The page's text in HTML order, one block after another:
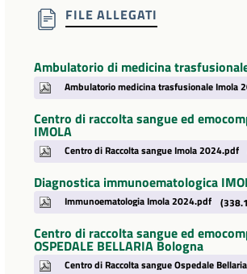
FILE ALLEGATI
Ambulatorio di medicina
Ambulatorio medicina trasfusionale Imola
Centro di raccolta sangue ed
IMOLA
Centro di Raccolta sangue Imola 2024.pdf
Diagnostica immunoematologica
Immunoematologia Imola 2024.pdf
Centro di raccolta sangue ed
OSPEDALE BELLARIA Bologna
Centro di Raccolta sangue Ospedale